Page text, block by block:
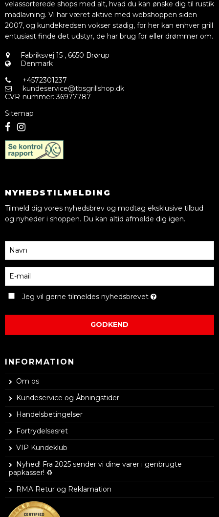
velassorterede shops med alt, hvad du kan ønske dig til rustik
madlavning. Vi har været aktive med webshoppen siden
2007, og kundekredsen vokser stadig, for her kan enhver grill
entusiast finde det udstyr, de har brug for eller drømmer om.
Fabriksvej 15 , 6650 Brørup
Denmark
+4572301237
kundeservice@tbsgrillshop.dk
CVR-nummer: 36977787
Sitemap
NYHEDSTILMELDING
Tilmeld dig vores nyhedsbrev og modtag eksklusive tilbud
og nyheder i shoppen. Du kan altid afmelde dig igen.
Jeg vil gerne tilmeldes nyhedsbrevet
GODKEND
INFORMATION
Om os
Kundeservice og Åbningstider
Handelsbetingelser
Fortrydelsesret
VIP Kundeklub
Nyhed! Fra 2025 sender vi dine varer i genbrugte
papkasser! ♻️
RMA Retur og Reklamation